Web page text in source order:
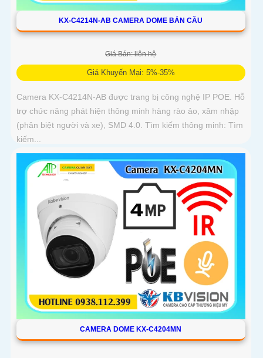
KX-C4214N-AB CAMERA DOME BÁN CẦU
Giá Bán: liên hệ
Giá Khuyến Mại: 5%-35%
Camera KX-C4214N-AB được trang bị công nghệ IP POE. Hỗ
trợ chức năng phát hiện thông minh hàng rào ảo, xâm nhập
(phân biệt người và xe), SMD 4.0. Tìm kiếm thông minh: Tìm
kiếm...
CAMERA DOME KX-C4204MN